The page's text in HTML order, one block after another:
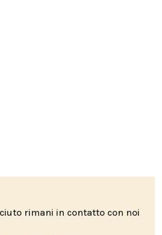
rimani in contatto con noi